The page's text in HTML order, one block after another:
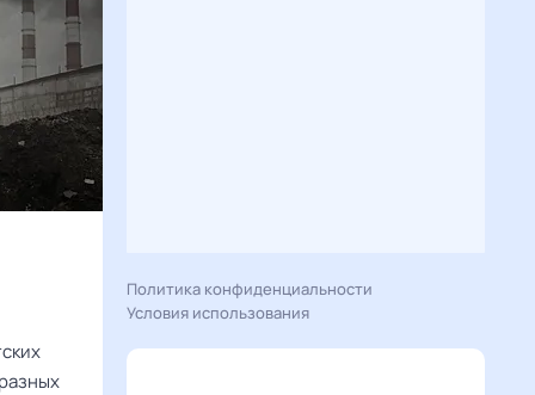
Политика конфиденциальности
Условия использования